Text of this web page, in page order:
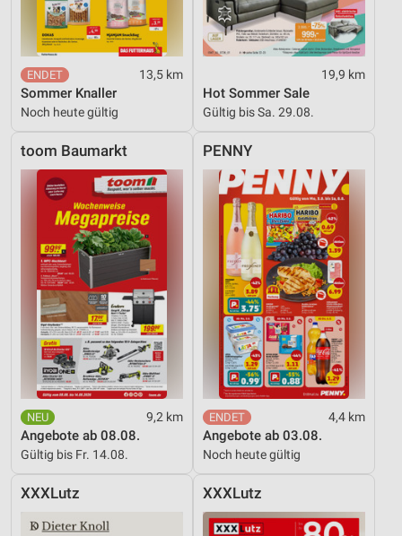
13,5 km
Sommer Knaller
Noch heute gültig
19,9 km
Hot Sommer Sale
Gültig bis Sa. 29.08.
toom Baumarkt
9,2 km
Angebote ab 08.08.
Gültig bis Fr. 14.08.
PENNY
4,4 km
Angebote ab 03.08.
Noch heute gültig
XXXLutz XXXLutz